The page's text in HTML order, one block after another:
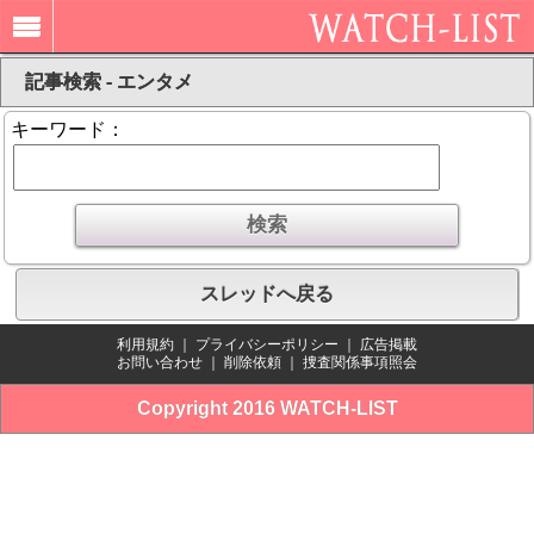
記事検索 - エンタメ
キーワード：
スレッドへ戻る
利用規約 プライバシーポリシー
広告掲載
お問い合わせ
削除依頼 捜査関係事項照会
Copyright 2016 WATCH-LIST